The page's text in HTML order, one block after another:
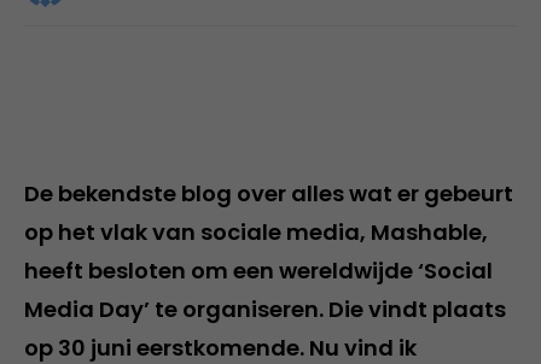
De bekendste blog over alles wat er gebeurt
op het vlak van sociale media, Mashable,
heeft besloten om een wereldwijde ‘Social
Media Day’ te organiseren. Die vindt plaats
op 30 juni eerstkomende. Nu vind ik